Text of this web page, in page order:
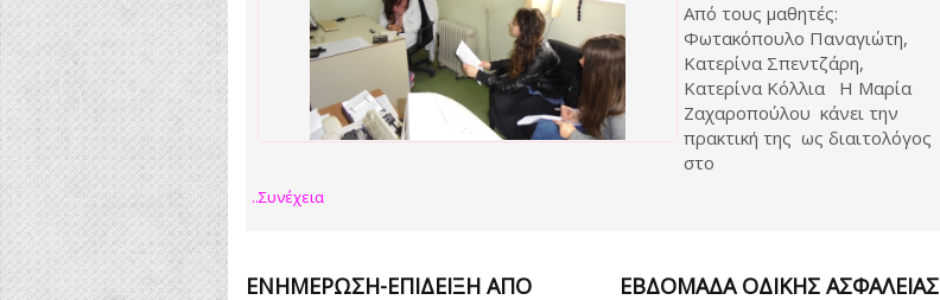
Από τους μαθητές:
Φωτακόπουλο Παναγιώτη,
Κατερίνα Σπεντζάρη,
Κατερίνα Κόλλια Η Μαρία
Ζαχαροπούλου κάνει την
πρακτική της ως διαιτολόγος
στο
..συνέχεια
ΕΝΗΜΈΡΩΣΗ-ΕΠΊΔΕΙΞΗ ΑΠΌ
ΕΒΔΟΜΆΔΑ ΟΔΙΚΉΣ ΑΣΦΆΛΕΙΑΣ